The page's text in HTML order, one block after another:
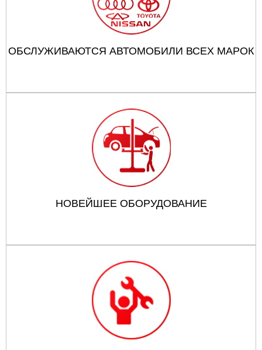
ОБСЛУЖИВАЮТСЯ АВТОМОБИЛИ ВСЕХ МАРОК
НОВЕЙШЕЕ ОБОРУДОВАНИЕ